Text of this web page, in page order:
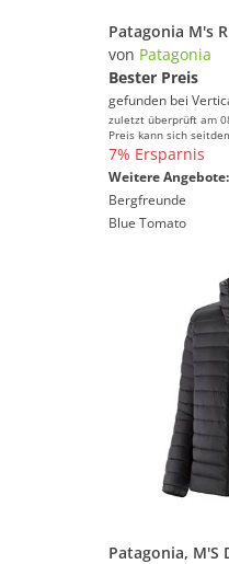
Patagonia M's
von Patagonia
Bester Preis
gefunden bei
zuletzt überprüft am
Preis kann sich
7% Ersparnis
Weitere Angebote:
Bergfreunde
Blue Tomato